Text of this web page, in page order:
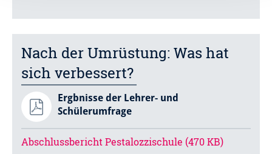
Nach der Umrüstung: Was hat
sich verbessert?
Ergbnisse der Lehrer- und
Schülerumfrage
Abschlussbericht Pestalozzischule (470 KB)